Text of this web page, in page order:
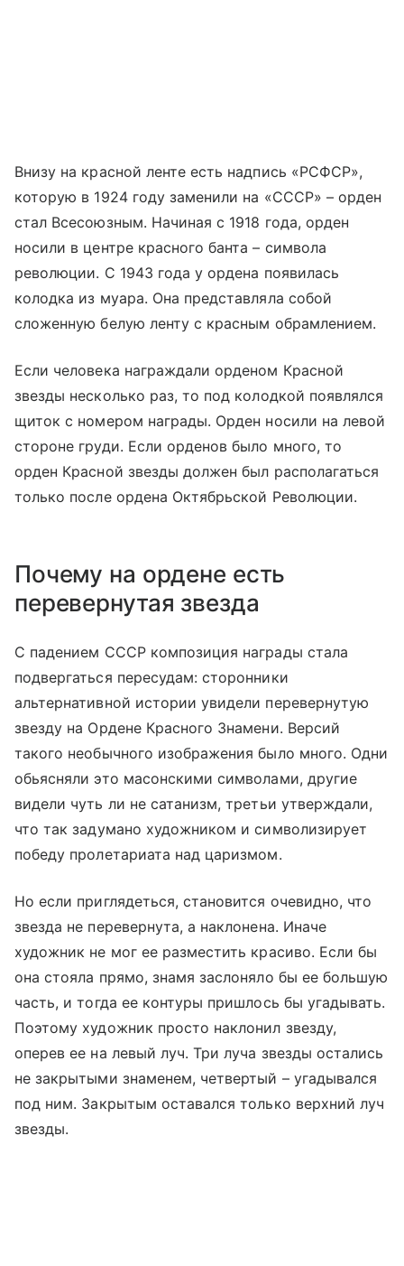
Внизу на красной ленте есть надпись «РСФСР»,
которую в 1924 году заменили на «СССР» – орден
стал Всесоюзным. Начиная с 1918 года, орден
носили в центре красного банта – символа
революции. С 1943 года у ордена появилась
колодка из муара. Она представляла собой
сложенную белую ленту с красным обрамлением.
Если человека награждали орденом Красной
звезды несколько раз, то под колодкой появлялся
щиток с номером награды. Орден носили на левой
стороне груди. Если орденов было много, то
орден Красной звезды должен был располагаться
только после ордена Октябрьской Революции.
Почему на ордене есть
перевернутая звезда
С падением СССР композиция награды стала
подвергаться пересудам: сторонники
альтернативной истории увидели перевернутую
звезду на Ордене Красного Знамени. Версий
такого необычного изображения было много. Одни
обьясняли это масонскими символами, другие
видели чуть ли не сатанизм, третьи утверждали,
что так задумано художником и символизирует
победу пролетариата над царизмом.
Но если приглядеться, становится очевидно, что
звезда не перевернута, а наклонена. Иначе
художник не мог ее разместить красиво. Если бы
она стояла прямо, знамя заслоняло бы ее большую
часть, и тогда ее контуры пришлось бы угадывать.
Поэтому художник просто наклонил звезду,
оперев ее на левый луч. Три луча звезды остались
не закрытыми знаменем, четвертый – угадывался
под ним. Закрытым оставался только верхний луч
звезды.